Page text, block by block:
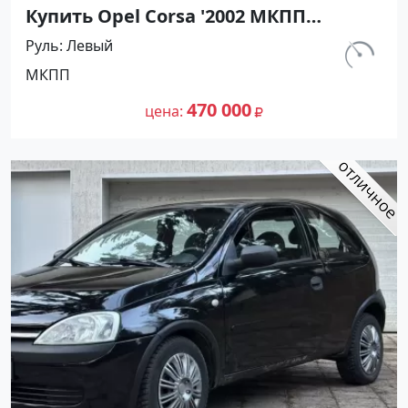
Купить Opel Corsa '2002 МКПП
(1200/75 л.с.) Бензин инжектор
Темрюк цвет Серебристый Хетчбэк
по цене 470000 рублей, объявление
№27491 на сайте Авторынок23
км.
Руль Левый
МКПП
цена 470 000